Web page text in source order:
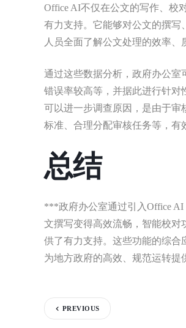
Office AI不仅在公文的写作、校
有力支持。它能够对公文的撰写
人员全面了解公文处理的效率、
通过这些数据分析，政府办公室
错误率较高等，并据此进行针对
可以进一步调查原因，是由于审
标准、合理分配审核任务等，有
总结
***政府办公室通过引入Office
文撰写变得高效流畅，智能校对
供了有力支持。这些功能的综合
为地方政府的高效、规范运转提
PREVIOUS